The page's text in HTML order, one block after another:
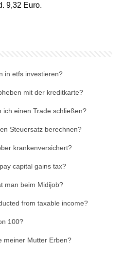
9,32 Euro.
in etfs investieren?
mit der kreditkarte?
ich einen Trade schließen?
Steuersatz berechnen?
krankenversichert?
capital gains tax?
man beim Midijob?
from taxable income?
100?
meiner Mutter Erben?